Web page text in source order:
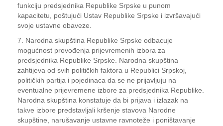
funkciju predsjednika Republike Srpske u punom
kapacitetu, poštujući Ustav Republike Srpske i izvršavajući
svoje ustavne obaveze.
7. Narodna skupština Republike Srpske odbacuje
mogućnost provođenja prijevremenih izbora za
predsjednika Republike Srpske. Narodna skupština
zahtijeva od svih političkih faktora u Republici Srpskoj,
političkih partija i pojedinaca da se ne prijavljuju na
eventualne prijevremene izbore za predsjednika Republike.
Narodna skupština konstatuje da bi prijava i izlazak na
takve izbore predstavljali kršenje stavova Narodne
skupštine, narušavanje ustavne ravnoteže i poništavanje